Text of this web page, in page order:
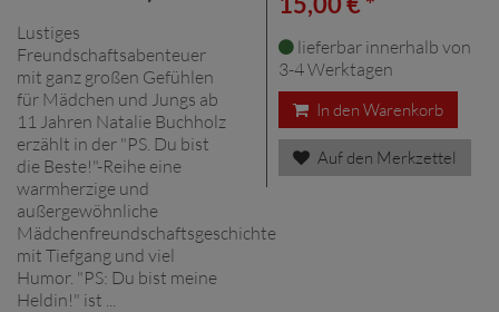
Lustiges
Freundschaftsabenteuer
mit ganz großen Gefühlen
für Mädchen und Jungs ab
11 Jahren Natalie Buchholz
erzählt in der "PS. Du bist
die Beste!"-Reihe eine
warmherzige und
außergewöhnliche
Mädchenfreundschaftsgeschichte
mit Tiefgang und viel
Humor. "PS: Du bist meine
Heldin!" ist ...
lieferbar innerhalb von
3-4 Werktagen
In den Warenkorb
Auf den Merkzettel